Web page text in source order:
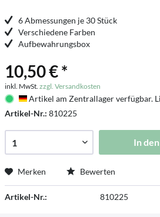
6 Abmessungen je 30 Stück
Verschiedene Farben
Aufbewahrungsbox
10,50 € *
inkl. MwSt. zzgl. Versandkosten
Deutschland
Artikel am Zentrallager verfügbar.
Artikel-Nr.: 810225
In den
Merken Bewerten
Artikel-Nr.: 810225